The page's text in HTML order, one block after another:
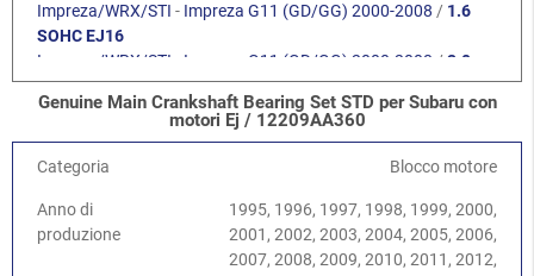
Impreza/WRX/STI - Impreza G11 (GD/GG) 2000-2008 / 1.6
SOHC EJ16
Impreza/WRX/STI
Impreza G11 (GD/GG) 2000-2008 / 2.0
SOHC EJ201
Impreza/WRX/STI-Impreza G11 (GD/GG) 2000-2008/2.0R
Impreza/WRX/STI
Impreza G11 (GD/GG) 2000-2008/2.5
Impreza/WRX/STI
Impreza G11 (GD/GG) 2000-2008/2.0
Turbo WRX EJ205
Impreza G11 (GD/GG) 2000-2008/ 2.0
Genuine Main Crankshaft Bearing Set STD per Subaru con
motori Ej / 12209AA360
Categoria Blocco motore
Anno di
produzione
1995, 1996, 1997, 1998, 1999, 2000,
2001, 2002, 2003, 2004, 2005, 2006,
2007, 2008, 2009, 2010, 2011, 2012,